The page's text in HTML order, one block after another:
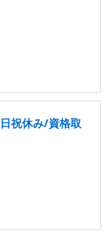
祝休み/資格取